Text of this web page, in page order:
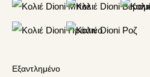
Εξαντλημένο